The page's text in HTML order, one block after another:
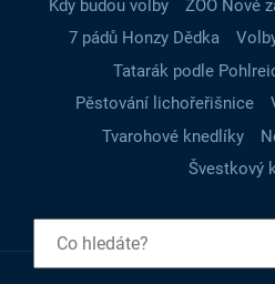
Kdy budou volby
ZOO Nové
7 pádů Honzy Dědka
Tatarák podle
Pěstování lichořeřišnice
Tvarohové knedlíky
Švestkový